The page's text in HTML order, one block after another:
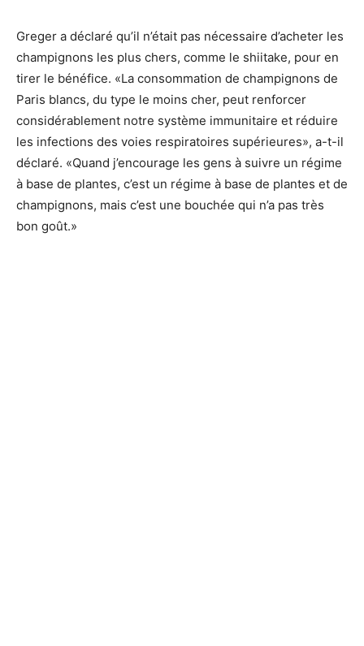
Greger a déclaré qu’il n’était pas nécessaire d’acheter les
champignons les plus chers, comme le shiitake, pour en
tirer le bénéfice. «La consommation de champignons de
Paris blancs, du type le moins cher, peut renforcer
considérablement notre système immunitaire et réduire
les infections des voies respiratoires supérieures», a-t-il
déclaré. «Quand j’encourage les gens à suivre un régime
à base de plantes, c’est un régime à base de plantes et de
champignons, mais c’est une bouchée qui n’a pas très
bon goût.»